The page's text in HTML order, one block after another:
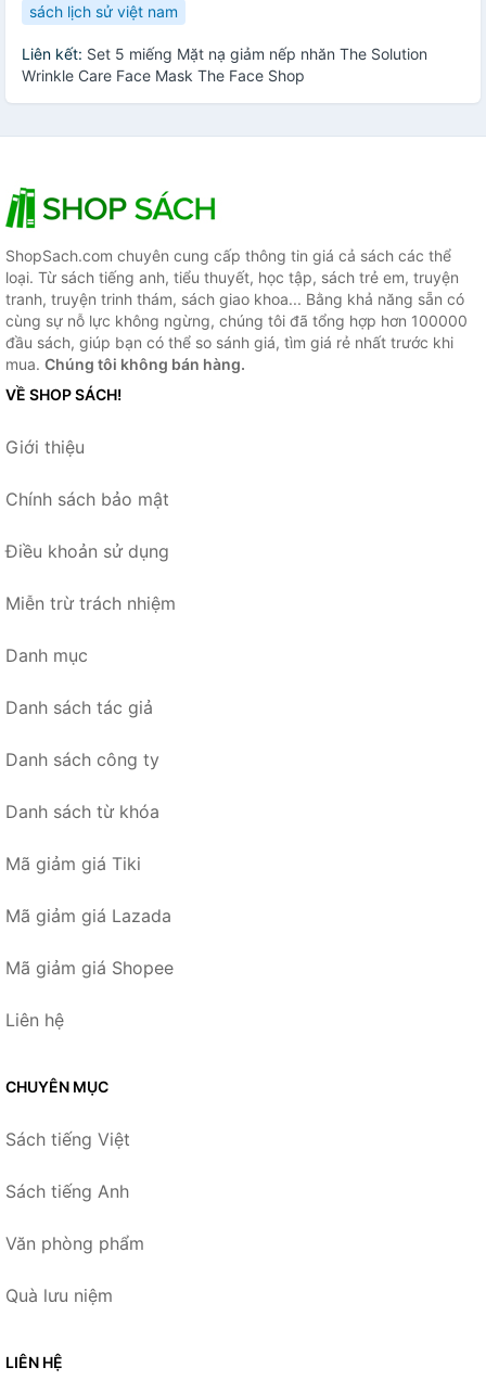
sách lịch sử việt nam
Liên kết: Set 5 miếng Mặt nạ giảm nếp nhăn The Solution
Wrinkle Care Face Mask The Face Shop
ShopSach.com chuyên cung cấp thông tin giá cả sách các thể
loại. Từ sách tiếng anh, tiểu thuyết, học tập, sách trẻ em, truyện
tranh, truyện trinh thám, sách giao khoa... Bằng khả năng sẵn có
cùng sự nỗ lực không ngừng, chúng tôi đã tổng hợp hơn 100000
đầu sách, giúp bạn có thể so sánh giá, tìm giá rẻ nhất trước khi
mua. Chúng tôi không bán hàng.
VỀ SHOP SÁCH!
Giới thiệu
Chính sách bảo mật
Điều khoản sử dụng
Miễn trừ trách nhiệm
Danh mục
Danh sách tác giả
Danh sách công ty
Danh sách từ khóa
Mã giảm giá Tiki
Mã giảm giá Lazada
Mã giảm giá Shopee
Liên hệ
CHUYÊN MỤC
Sách tiếng Việt
Sách tiếng Anh
Văn phòng phẩm
Quà lưu niệm
LIÊN HỆ